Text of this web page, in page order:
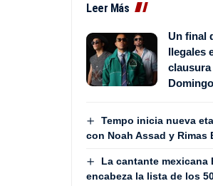
Leer Más
Un final
Ilegales
clausura
Tempo inicia nueva
con Noah Assad y Rimas
La cantante mexicana
encabeza la lista de los